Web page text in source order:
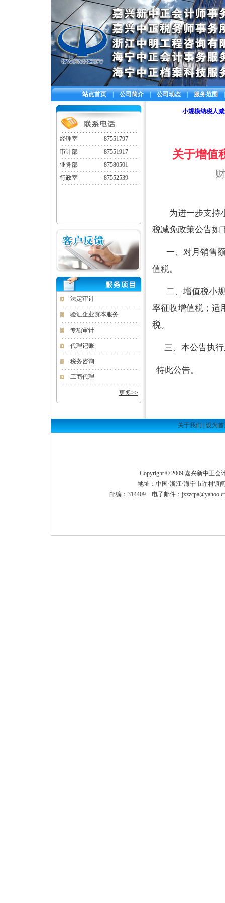
站点首页 | 公司简介 | 公司动态 | 服务范围 |
经理室
87551797
审计部
87551917
业务部
87580501
行政室
87552539
法定审计
验证企业资本服务
专项审计
代理记账
税务咨询
工商代理
更多>>
小规模纳税人
关于增值
为进一步支持
税减免政策
一、对月销售额
值税。
二、增值税小
率征收增值税；适
税。
三、本公告
特此公告。
关于我们 设为
Copyright © 2009 嘉兴新中正会
地址：中国·浙江·海宁市许村镇
邮编：314409 电子邮件：